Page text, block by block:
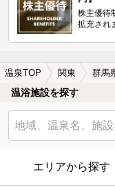
株主優待
拡充され
温泉TOP 関東 群馬
温浴施設を探す
エリアから探す